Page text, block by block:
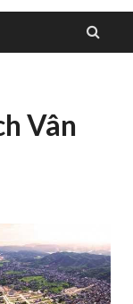
Vân